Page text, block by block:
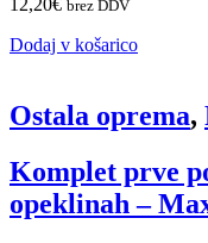
brez DDV
Dodaj v košarico
Ostala oprema,
Komplet prve
opeklinah –